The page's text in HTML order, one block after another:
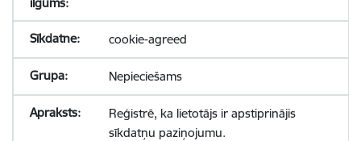
cookie-agreed
Nepieciešams
Reģistrē, ka lietotājs ir apstiprinājis
sīkdatņu paziņojumu.